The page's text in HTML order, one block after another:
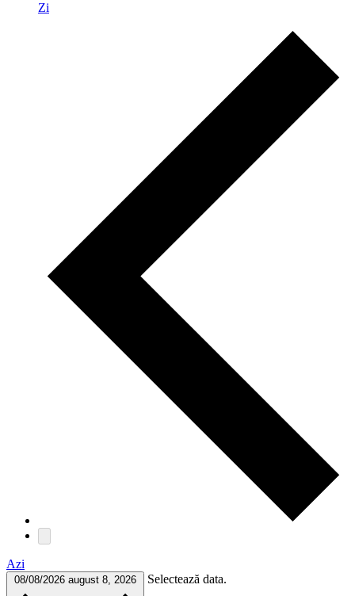
Zi
Azi
08/08/2026 august 8, 2026 Selectează data.